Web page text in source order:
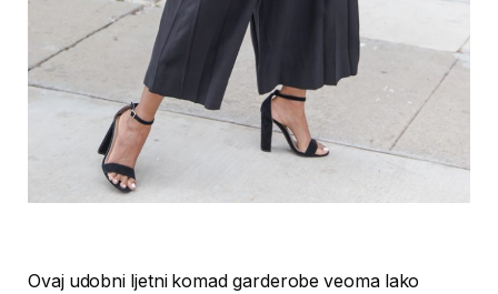
Ovaj udobni ljetni komad garderobe veoma lako